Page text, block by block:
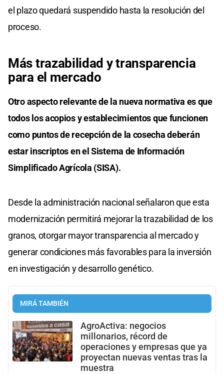
el plazo quedará suspendido hasta la resolución del
proceso.
Más trazabilidad y transparencia
para el mercado
Otro aspecto relevante de la nueva normativa es que
todos los acopios y establecimientos que funcionen
como puntos de recepción de la cosecha deberán
estar inscriptos en el Sistema de Información
Simplificado Agrícola (SISA).
Desde la administración nacional señalaron que esta
modernización permitirá mejorar la trazabilidad de los
granos, otorgar mayor transparencia al mercado y
generar condiciones más favorables para la inversión
en investigación y desarrollo genético.
MIRÁ TAMBIÉN
AgroActiva: negocios
millonarios, récord de
operaciones y empresas que ya
proyectan nuevas ventas tras la
muestra